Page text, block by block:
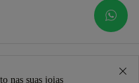
nas suas joias